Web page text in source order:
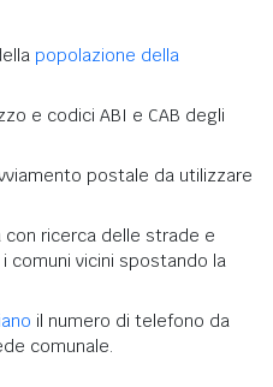
popolazione della
e codici ABI e CAB degli
postale da utilizzare
con ricerca delle strade e
comuni vicini spostando la
il numero di telefono da
comunale.